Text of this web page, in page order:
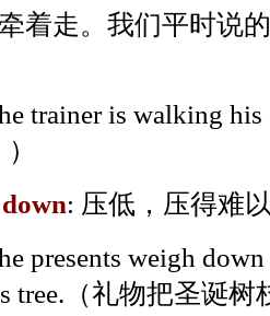
着走。我们平时说
trainer is walking
: 压低，压得难
presents weigh down
tree.（礼物把圣诞